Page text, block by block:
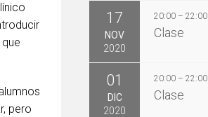
pero
17
NOV
2020
20:00 – 22:00
Clase
01
DIC
2020
20:00 – 22:00
Clase